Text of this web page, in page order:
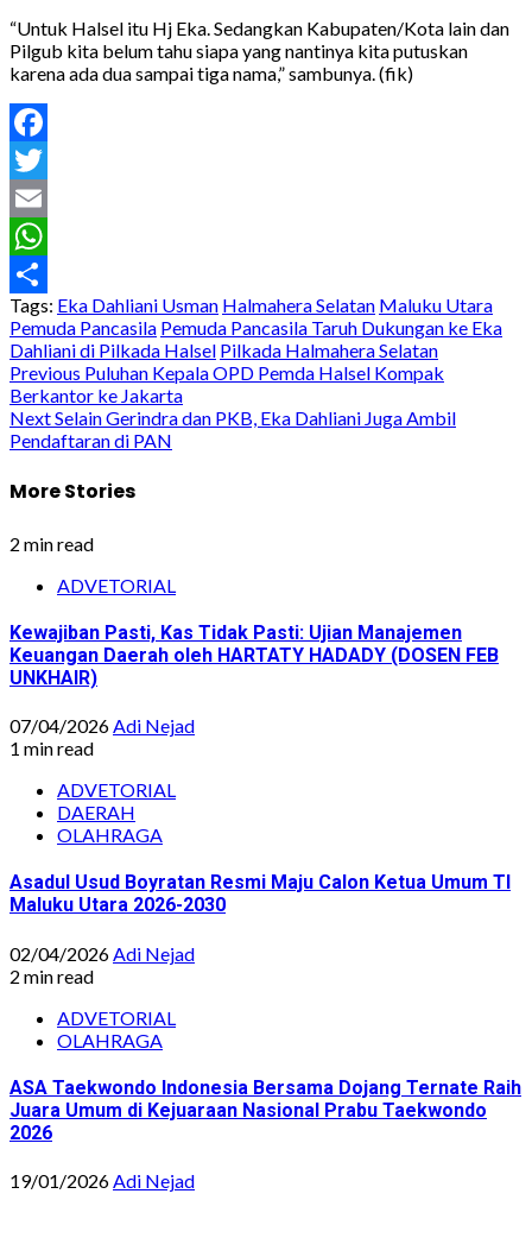
“Untuk Halsel itu Hj Eka. Sedangkan Kabupaten/Kota lain dan
Pilgub kita belum tahu siapa yang nantinya kita putuskan
karena ada dua sampai tiga nama,” sambunya. (fik)
Facebook
Twitter
Email
WhatsApp
Share
Tags: Eka Dahliani Usman Halmahera Selatan Maluku Utara
Pemuda Pancasila Pemuda Pancasila Taruh Dukungan ke Eka
Dahliani di Pilkada Halsel Pilkada Halmahera Selatan
Post
navigation
Previous Puluhan Kepala OPD Pemda Halsel Kompak
Berkantor ke Jakarta
NextSelain Gerindra dan PKB, Eka Dahliani Juga Ambil
Pendaftaran di PAN
More Stories
2 min read
ADVETORIAL
Kewajiban Pasti, Kas Tidak Pasti: Ujian Manajemen
Keuangan Daerah oleh HARTATY HADADY (DOSEN FEB
UNKHAIR)
07/04/2026Adi Nejad
1 min read
ADVETORIAL
DAERAH
OLAHRAGA
Asadul Usud Boyratan Resmi Maju Calon Ketua Umum TI
Maluku Utara 2026-2030
02/04/2026 Adi Nejad
2 min read
ADVETORIAL
OLAHRAGA
ASA Taekwondo Indonesia Bersama Dojang Ternate Raih
Juara Umum di Kejuaraan Nasional Prabu Taekwondo
2026
19/01/2026Adi Nejad